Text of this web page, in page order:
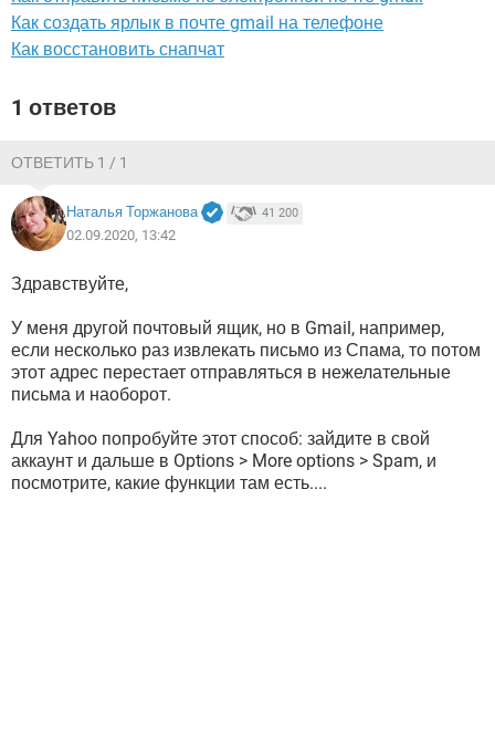
Конфигурация системы:Windows / Chrome 84.0.4147.135
Как создать ярлык в почте gmail на телефоне
Как восстановить снапчат
1 ответов
ОТВЕТИТЬ 1 / 1
Наталья Торжанова 41 200
02.09.2020, 13:42
Здравствуйте,
У меня другой почтовый ящик, но в Gmail, например,
если несколько раз извлекать письмо из Спама, то потом
этот адрес перестает отправляться в нежелательные
письма и наоборот.
Для Yahoo попробуйте этот способ: зайдите в свой
аккаунт и дальше в Options > More options > Spam, и
посмотрите, какие функции там есть....